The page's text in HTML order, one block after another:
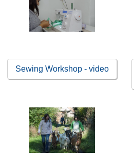
Sewing Workshop - video